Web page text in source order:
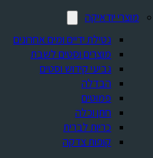
מוצרי יודאיקה
נטילת ידיים ומים אחרונים
מוצרים וסטים לשבת
גביעי קידוש וסטים
הבדלה
פמוטים
חתן וכלה
כריות לברית
קופות צדקה